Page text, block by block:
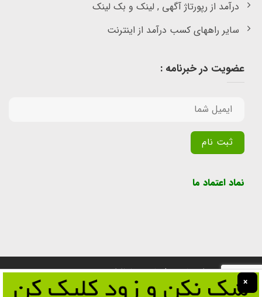
درآمد از رپورتاژ آگهی , لینک و بک لینک
سایر راههای کسب درآمد از اینترنت
عضویت در خبرنامه :
نماد اعتماد ما
تمامی حقوق برای سایت پول یابی محفوظ است.
×